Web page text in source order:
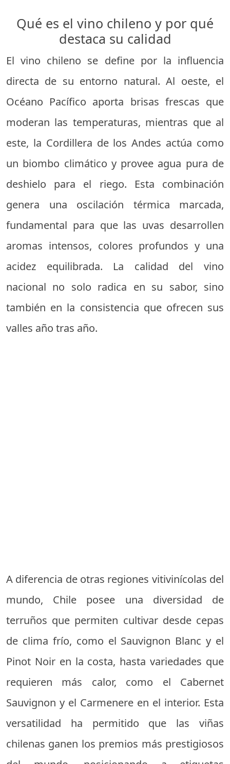
Qué es el vino chileno y por qué
destaca su calidad
El vino chileno se define por la influencia
directa de su entorno natural. Al oeste, el
Océano Pacífico aporta brisas frescas que
moderan las temperaturas, mientras que al
este, la Cordillera de los Andes actúa como
un biombo climático y provee agua pura de
deshielo para el riego. Esta combinación
genera una oscilación térmica marcada,
fundamental para que las uvas desarrollen
aromas intensos, colores profundos y una
acidez equilibrada. La calidad del vino
nacional no solo radica en su sabor, sino
también en la consistencia que ofrecen sus
valles año tras año.
A diferencia de otras regiones vitivinícolas del
mundo, Chile posee una diversidad de
terruños que permiten cultivar desde cepas
de clima frío, como el Sauvignon Blanc y el
Pinot Noir en la costa, hasta variedades que
requieren más calor, como el Cabernet
Sauvignon y el Carmenere en el interior. Esta
versatilidad ha permitido que las viñas
chilenas ganen los premios más prestigiosos